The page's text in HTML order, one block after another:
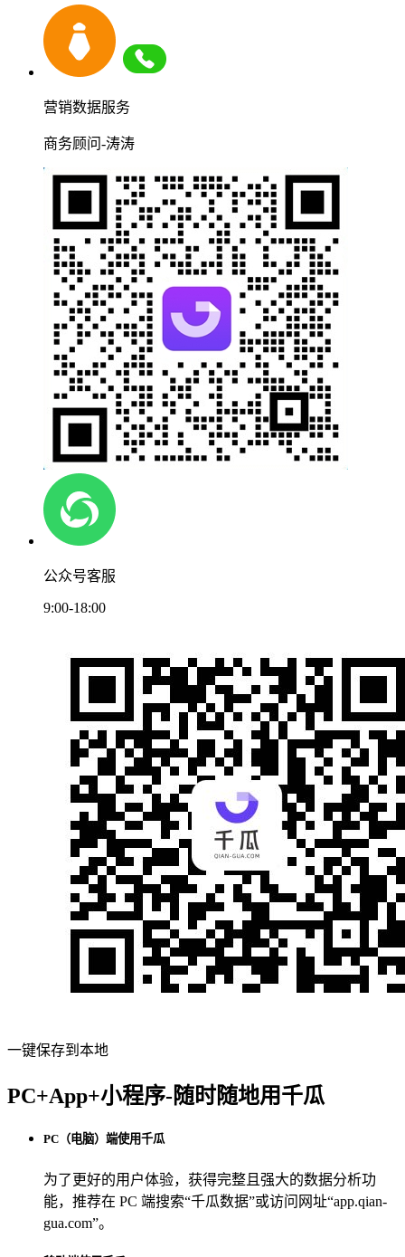
营销数据服务
商务顾问-涛涛
公众号客服
9:00-18:00
一键保存到本地
PC+App+小程序-随时随地用千瓜
PC（电脑）端使用千瓜
为了更好的用户体验，获得完整且强大的数据分析功
能，推荐在 PC 端搜索“千瓜数据”或访问网址“app.qian-
gua.com”。